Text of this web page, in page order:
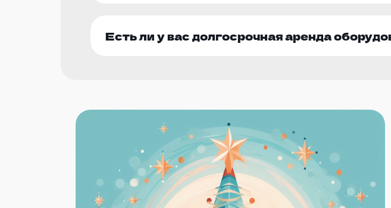
Есть ли у вас долгосрочная аренда